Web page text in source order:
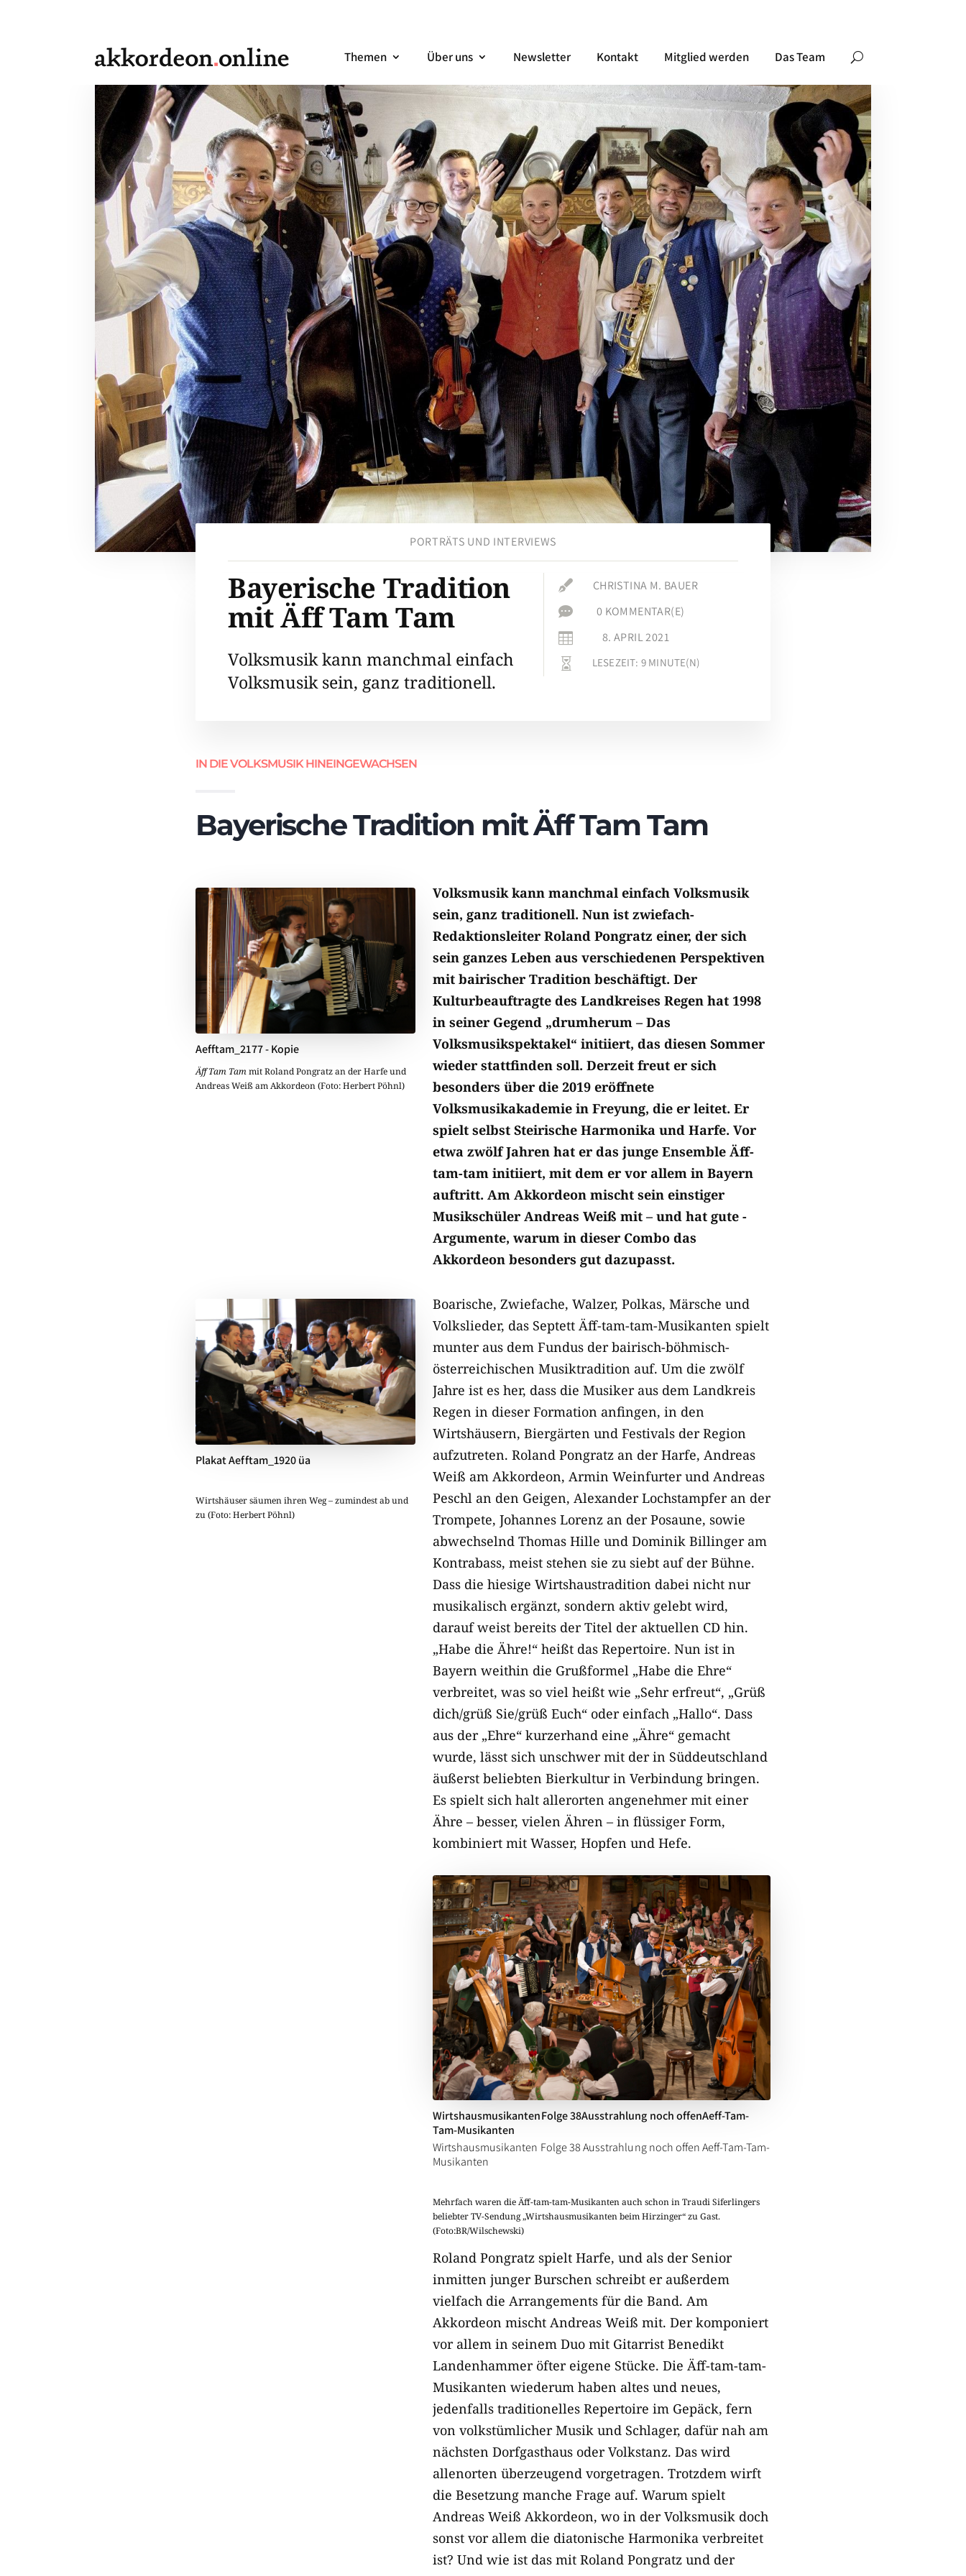
Themen Über uns Newsletter Kontakt Mitglied werden Das Team
PORTRÄTS UND INTERVIEWS
Bayerische Tradition
mit Äff Tam Tam
Volksmusik kann manchmal einfach
Volksmusik sein, ganz traditionell.

CHRISTINA M. BAUER

0 KOMMENTAR(E)
 8. APRIL 2021
 LESEZEIT: 9 MINUTE(N)
IN DIE VOLKSMUSIK HINEINGEWACHSEN
Bayerische Tradition mit Äff Tam Tam
Aefftam_2177 - Kopie
Äff Tam Tammit Roland Pongratz an der Harfe und
Andreas Weiß am Akkordeon (Foto: Herbert Pöhnl)
Volksmusik kann manchmal einfach Volksmusik
sein, ganz traditionell. Nun ist zwiefach-
Redaktionsleiter Roland Pongratz einer, der sich
sein ganzes Leben aus verschiedenen Perspektiven
mit bairischer Tradition beschäftigt. Der
Kulturbeauftragte des Landkreises Regen hat 1998
in seiner Gegend „drumherum – Das
Volksmusikspektakel“ initiiert, das diesen Sommer
wieder stattfinden soll. ­Derzeit freut er sich
besonders über die 2019 eröffnete
Volksmusikakademie in Freyung, die er leitet. Er
spielt selbst Steirische Harmonika und Harfe. Vor
etwa zwölf Jahren hat er das junge Ensemble Äff-
tam-tam initiiert, mit dem er vor allem in Bayern
auftritt. Am Akkordeon mischt sein einstiger
Musikschüler Andreas Weiß mit – und hat gute ­
Argumente, warum in dieser Combo das
Akkordeon besonders gut dazupasst.
Plakat Aefftam_1920 üa
Wirtshäuser säumen ihren Weg – zumindest ab und
zu (Foto: Herbert Pöhnl)
Boarische, Zwiefache, Walzer, Polkas, Märsche und
Volkslieder, das Septett Äff-tam-tam-Musikanten spielt
munter aus dem Fundus der bairisch-böhmisch-
österreichischen Musiktradition auf. Um die zwölf
Jahre ist es her, dass die Musiker aus dem Landkreis
Regen in dieser Formation anfingen, in den
Wirtshäusern, Biergärten und Festivals der Region
aufzutreten. Roland Pongratz an der Harfe, Andreas
Weiß am Akkordeon, Armin Weinfurter und Andreas
Peschl an den Geigen, Alexander Lochstampfer an der
Trompete, Johannes Lorenz an der Posaune, sowie
abwechselnd Thomas Hille und Dominik Billinger am
Kontrabass, meist stehen sie zu siebt auf der Bühne.
Dass die hiesige Wirtshaustradition dabei nicht nur
musikalisch ergänzt, sondern aktiv gelebt wird,
darauf weist bereits der Titel der aktuellen CD hin.
„Habe die Ähre!“ heißt das Repertoire. Nun ist in
Bayern weithin die Grußformel „Habe die Ehre“
verbreitet, was so viel heißt wie „Sehr erfreut“, „Grüß
dich/grüß Sie/grüß Euch“ oder einfach „Hallo“. Dass
aus der „Ehre“ kurzerhand eine „Ähre“ gemacht
wurde, lässt sich unschwer mit der in Süddeutschland
äußerst beliebten Bierkultur in Verbindung bringen.
Es spielt sich halt allerorten angenehmer mit einer
Ähre – besser, vielen Ähren – in flüssiger Form,
kombiniert mit Wasser, Hopfen und Hefe.
WirtshausmusikantenFolge 38Ausstrahlung noch offenAeff-Tam-
Tam-Musikanten
Wirtshausmusikanten Folge 38 Ausstrahlung noch offen Aeff-Tam-Tam-
Musikanten
Mehrfach waren die Äff-tam-tam-Musikanten auch schon in Traudi Siferlingers
beliebter TV-Sendung „Wirtshausmusikanten beim Hirzinger“ zu Gast.
(Foto:BR/Wilschewski)
Roland Pongratz spielt Harfe, und als der Senior
inmitten junger Burschen schreibt er außerdem
vielfach die Arrangements für die Band. Am
Akkordeon mischt Andreas Weiß mit. Der komponiert
vor allem in seinem Duo mit Gitarrist Benedikt
Landenhammer öfter eigene Stücke. Die Äff-tam-tam-
Musikanten wiederum haben altes und neues,
jedenfalls traditionelles Repertoire im Gepäck, fern
von volkstümlicher Musik und Schlager, dafür nah am
nächsten Dorfgasthaus oder Volkstanz. Das wird
allenorten überzeugend vorgetragen. Trotzdem wirft
die Besetzung manche Frage auf. Warum spielt
Andreas Weiß Akkordeon, wo in der Volksmusik doch
sonst vor allem die diatonische Harmonika verbreitet
ist? Und wie ist das mit Roland Pongratz und der